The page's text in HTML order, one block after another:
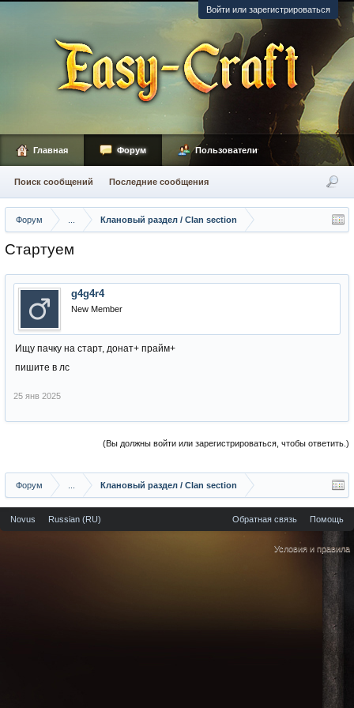
Войти или зарегистрироваться
Форум Клановый раздел / Сlan section
Стартуем
g4g4r4
New Member
Ищу пачку на старт, донат+ прайм+
пишите в лс
25 янв 2025
(Вы должны войти или зарегистрироваться, чтобы ответить.)
Форум Клановый раздел / Сlan section
Главная Форум
Поиск сообщений Последние сообщения
Пользователи
Novus Russian (RU) Обратная связь Помощь
Условия и правила